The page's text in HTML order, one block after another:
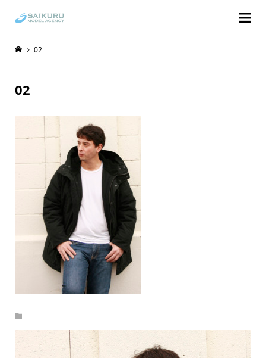
02
02